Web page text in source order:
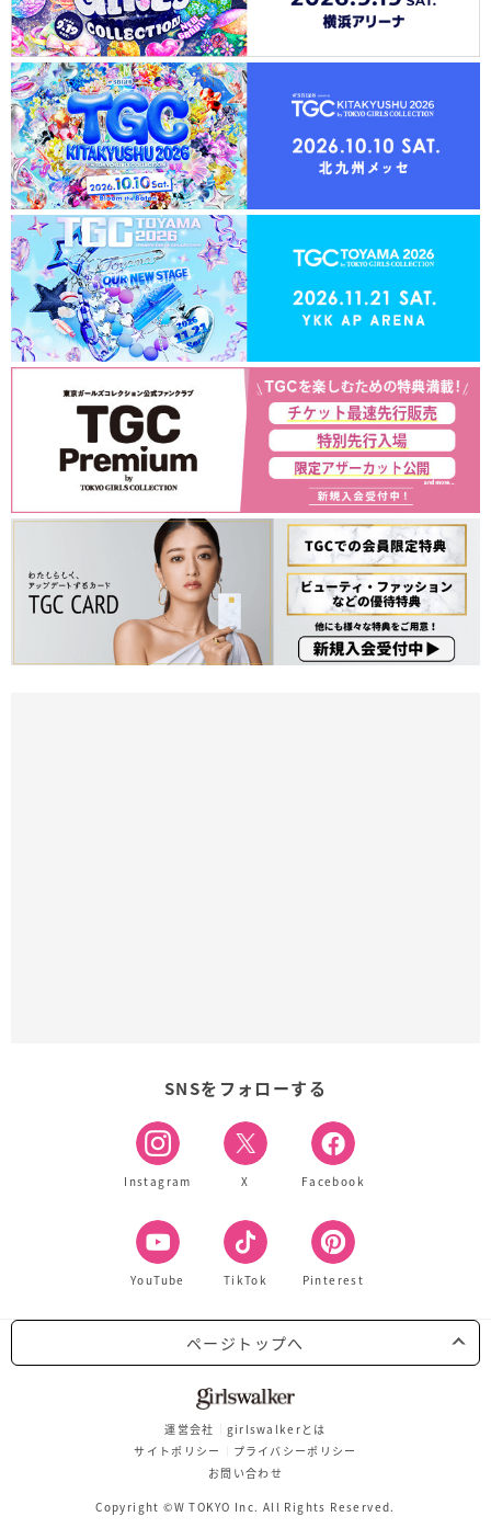
SNSをフォローする
Instagram X Facebook
YouTube TikTok Pinterest
ページトップへ
運営会社
girlswalkerとは
サイトポリシー
プライバシーポリシー
お問い合わせ
Copyright ©W TOKYO Inc. All Rights Reserved.